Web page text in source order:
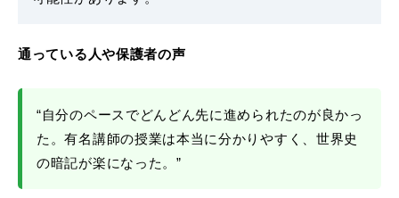
通っている人や保護者の声
“自分のペースでどんどん先に進められたのが良かっ
た。有名講師の授業は本当に分かりやすく、世界史
の暗記が楽になった。”